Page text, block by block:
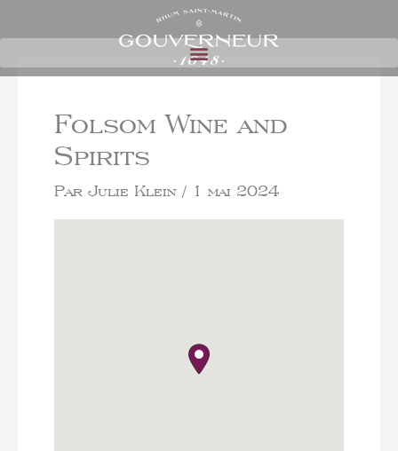
Folsom Wine and
Spirits
Par Julie Klein / 1 mai 2024